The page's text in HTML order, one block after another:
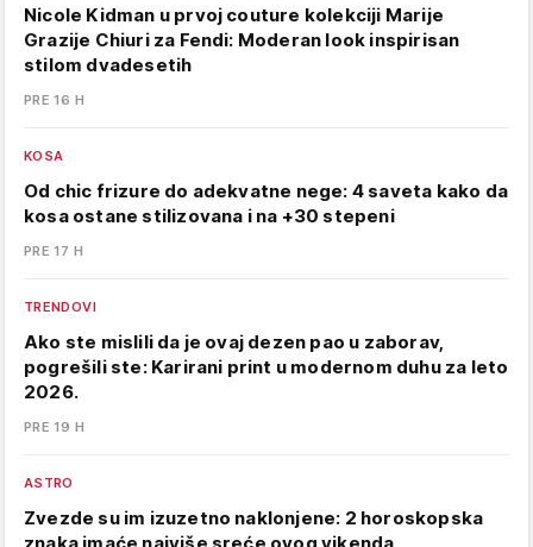
Nicole Kidman u prvoj couture kolekciji Marije
Grazije Chiuri za Fendi: Moderan look inspirisan
stilom dvadesetih
PRE 16 H
KOSA
Od chic frizure do adekvatne nege: 4 saveta kako da
kosa ostane stilizovana i na +30 stepeni
PRE 17 H
TRENDOVI
Ako ste mislili da je ovaj dezen pao u zaborav,
pogrešili ste: Karirani print u modernom duhu za leto
2026.
PRE 19 H
ASTRO
Zvezde su im izuzetno naklonjene: 2 horoskopska